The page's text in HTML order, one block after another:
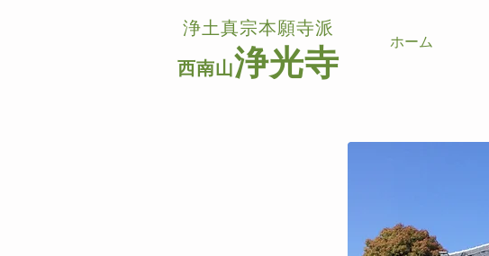
浄土真宗本願寺派
西南山浄光寺
ホーム